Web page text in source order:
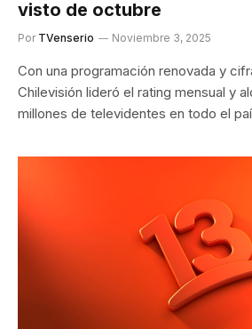
visto de octubre
Por TVenserio Noviembre 3, 2025
Con una programación renovada y
Chilevisión lideró el rating mensual y
millones de televidentes en todo el